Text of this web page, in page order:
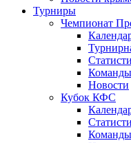
Турниры
Чемпионат
Команды
Новости
Кубок КФС
Команды